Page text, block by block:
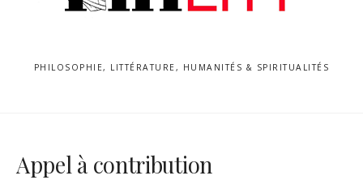
PHILOSOPHIE, LITTÉRATURE, HUMANITÉS & SPIRITUALITÉS
Appel à contribution